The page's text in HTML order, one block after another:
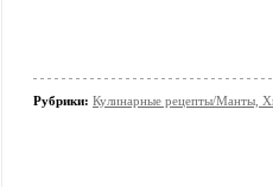
Рубрики: Кулинарные рецепты/Манты,